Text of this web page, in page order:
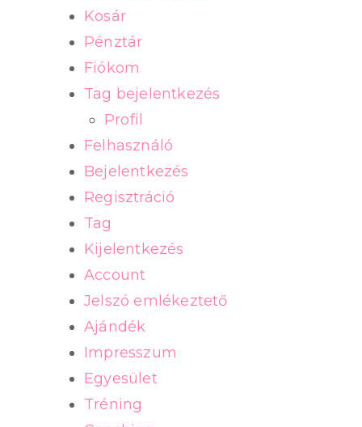
Kosár
Pénztár
Fiókom
Tag bejelentkezés
Profil
Felhasználó
Bejelentkezés
Regisztráció
Tag
Kijelentkezés
Account
Jelszó emlékeztető
Ajándék
Impresszum
Egyesület
Tréning